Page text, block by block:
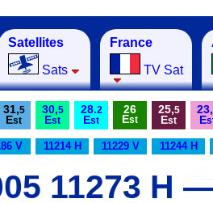
Satellites
Sats
France
TV Sat
31,5
Est
30,5
Est
28.2
Est
26
Est
25,5
Est
23,
E
V 11214 H 11229 V 11244 H
11273 H